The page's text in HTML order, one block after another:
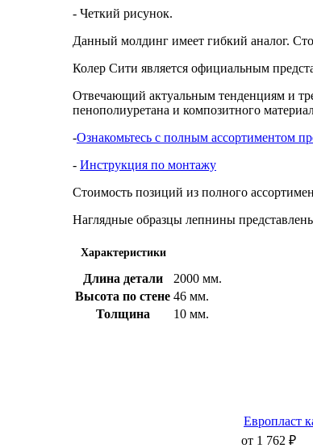
- Четкий рисунок.
Данный молдинг имеет гибкий аналог.
Колер Сити является официальным
Отвечающий актуальным тенденциям и
пенополиуретана и композитного
-Ознакомьтесь с полным ассортиментом
- Инструкция по монтажу
Стоимость позиций из полного
Наглядные образцы лепнины
Характеристики
Длина детали
2000 мм.
Высота по стене 46 мм.
Толщина
10 мм.
Европласт
от 1 762 ₽